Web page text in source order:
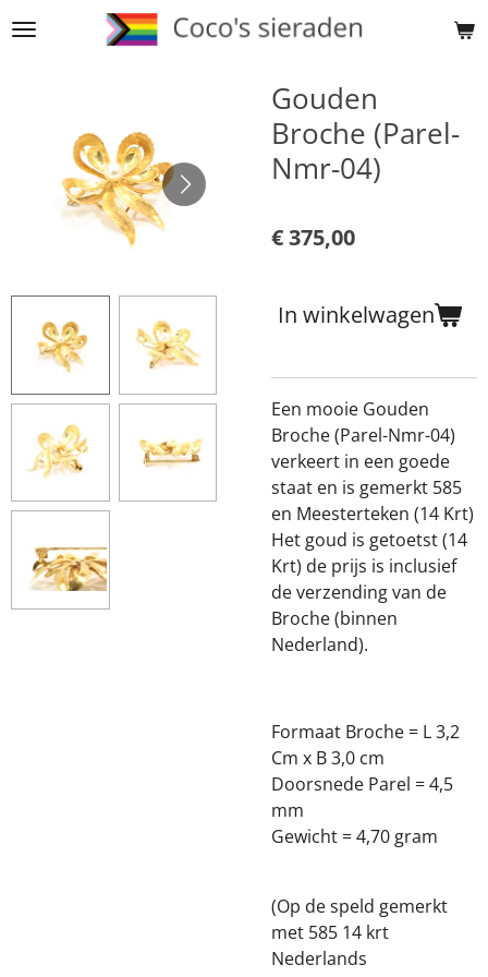
Ga
Gouden
Broche (Parel-
Nmr-04)
€ 375,00
In winkelwagen
Een mooie Gouden
Broche (Parel-Nmr-04)
verkeert in een goede
staat en is gemerkt 585
en Meesterteken (14 Krt)
Het goud is getoetst (14
Krt) de prijs is inclusief
de verzending van de
Broche (binnen
Nederland).
Formaat Broche = L 3,2
Cm x B 3,0 cm
Doorsnede Parel = 4,5
mm
Gewicht = 4,70 gram
(Op de speld gemerkt
met 585 14 krt
Nederlands